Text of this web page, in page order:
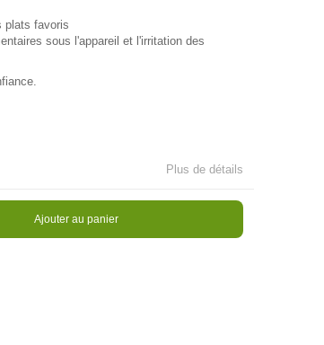
plats favoris
sous l'appareil et l'irritation des
Plus de détails
Ajouter au panier